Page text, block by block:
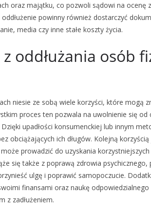
oraz majątku, co pozwoli sądowi na ocenę
powinny również dostarczyć
media czy inne stałe koszty życia.
z oddłużania osób
niesie ze sobą wiele korzyści, które mogą
proces ten pozwala na uwolnienie się od
upadłości konsumenckiej lub innym
obciążających ich długów. Kolejną
prowadzić do uzyskania
się także z poprawą zdrowia
ulgę i poprawić samopoczucie.
finansami oraz naukę
z zadłużeniem.